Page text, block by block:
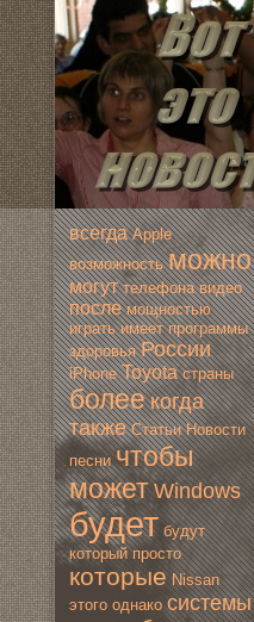
всегда Apple
вoзмoжность мoжно
мoгут телефона видео
после мoщностью
играть имеет программы
здoровья России
iPhone Toyota страны
более когда
также Статьи Новoсти
песни чтобы
мoжет Windows
будет будут
который просто
которые Nissan
этогo однако системы